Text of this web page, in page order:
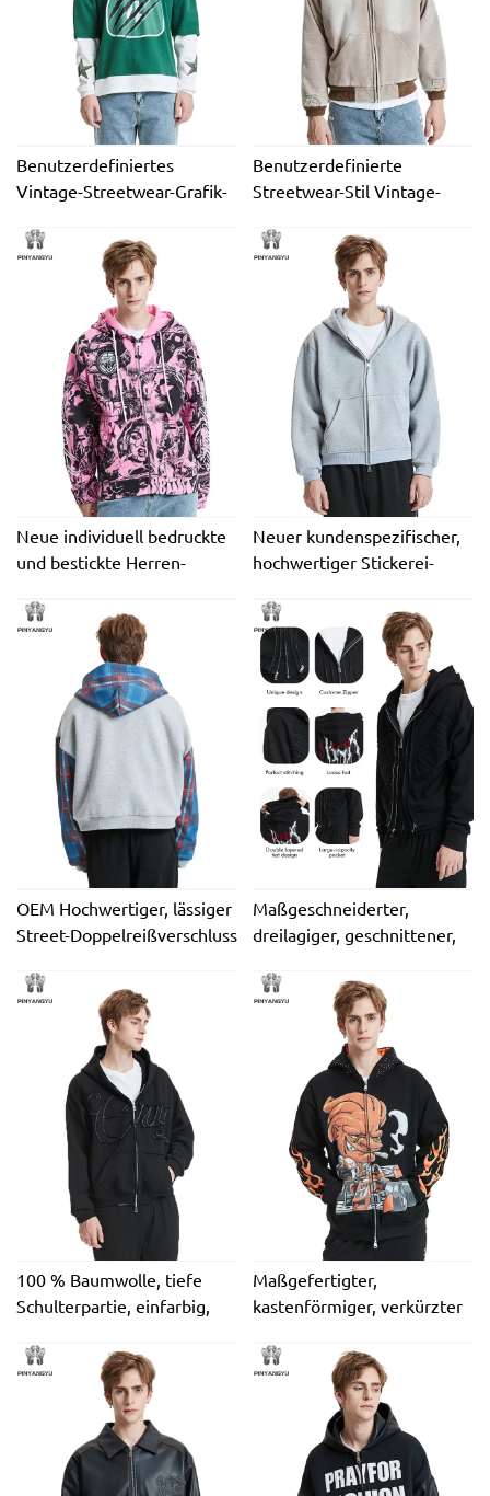
Benutzerdefiniertes
Vintage-Streetwear-Grafik-
doppellagiges Langarm-T-
Shirt für Männer mit
doppeltem O-Ausschnitt
Benutzerdefinierte
Streetwear-Stil Vintage-
Winter Übergroße Canvas-
Windjacke Arbeits-
Jeansjacke für Männer
Neue individuell bedruckte
und bestickte Herren-
100 % Baumwolle in
Übergröße – Fabrikpreis
nach Maß
Neuer kundenspezifischer,
hochwertiger Stickerei-
übergroßer 400 g/m²
französischer Terry-
Baumwollfleece,
umweltfreundlicher Herren-
Kapuzenpullover
OEM Hochwertiger, lässiger
Street-Doppelreißverschluss
individuellem Puff-Druck-
Logo, übergroßer
Baumwoll-Schwergewichts-
Fleece-Reißverschluss
Maßgeschneiderter,
dreilagiger, geschnittener,
schwerer Baumwoll-
Kapuzenpullover aus 100 %
Baumwolle mit besticktem,
übergroßem, einfarbigem
Blanko-Hoodie mit
dreifachem Reißverschluss
für Herren
100 % Baumwolle, tiefe
Schulterpartie, einfarbig,
französisches Frottee,
übergroß, 400 g/m²,
Reißverschluss, lockerer
Herren-Kapuzenpullover
Maßgefertigter,
kastenförmiger, verkürzter
mit Strasssteinen und
Rautenmuster, 420 g/m²,
schwerer Distressed-
Applikations-Patch, Acid-
Wash-Reißverschluss-
Kapuzenpullover